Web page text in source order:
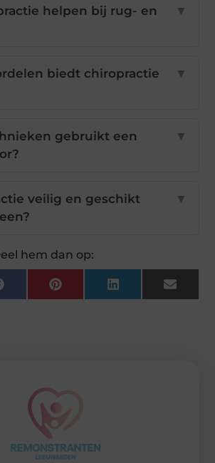
helpen bij rug- en
▼
biedt chiropractie
▼
gebruikt een
▼
veilig en geschikt
▼
hem dan op:
FacebookPinterestLinkedInEmail